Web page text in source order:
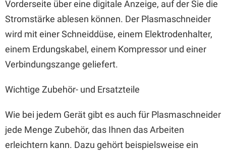
Vorderseite über eine digitale Anzeige, auf der Sie die
Stromstärke ablesen können. Der Plasmaschneider
wird mit einer Schneiddüse, einem Elektrodenhalter,
einem Erdungskabel, einem Kompressor und einer
Verbindungszange geliefert.
Wichtige Zubehör- und Ersatzteile
Wie bei jedem Gerät gibt es auch für Plasmaschneider
jede Menge Zubehör, das Ihnen das Arbeiten
erleichtern kann. Dazu gehört beispielsweise ein